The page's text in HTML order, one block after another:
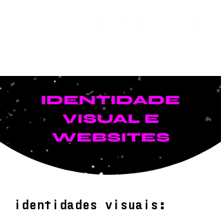
IDENTIDADE
VISUALE
WEBSITES
identidades visuais: